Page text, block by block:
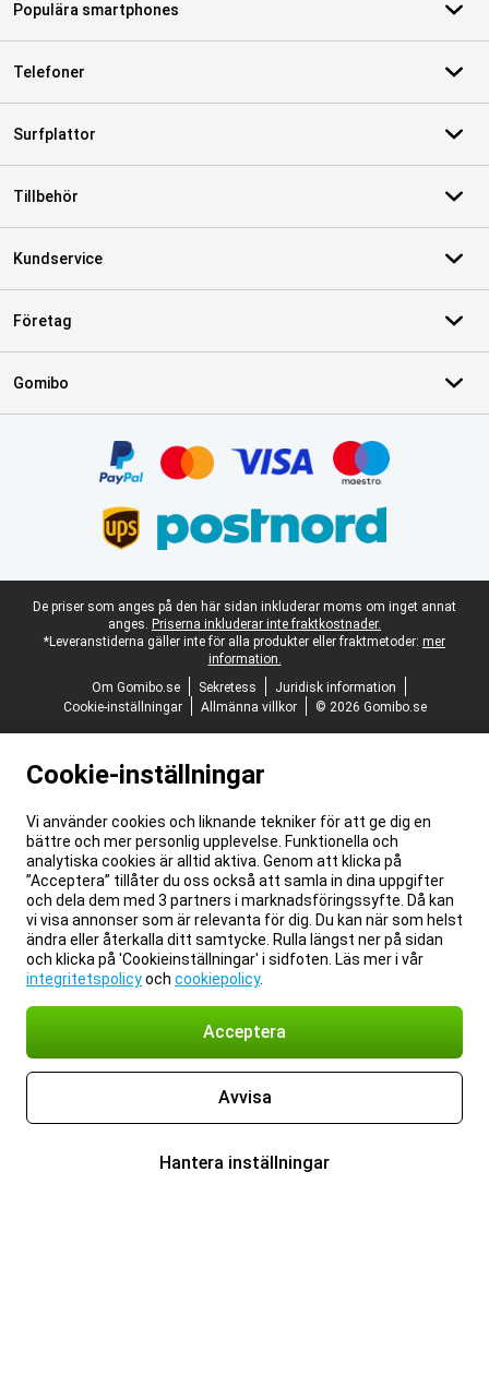
Populära smartphones
Telefoner
Surfplattor
Tillbehör
Kundservice
Företag
Gomibo
Juridisk fotnot
De priser som anges på den här sidan inkluderar moms om inget annat
anges. Priserna inkluderar inte fraktkostnader.
*Leveranstiderna gäller inte för alla produkter eller fraktmetoder: mer
information.
Om Gomibo.se
Sekretess
Juridisk information
Cookie-inställningar
Allmänna villkor © 2026 Gomibo.se
Cookie-inställningar
Vi använder cookies och liknande tekniker för att ge dig en
bättre och mer personlig upplevelse. Funktionella och
analytiska cookies är alltid aktiva. Genom att klicka på
”Acceptera” tillåter du oss också att samla in dina uppgifter
och dela dem med 3 partners i marknadsföringssyfte. Då kan
vi visa annonser som är relevanta för dig. Du kan när som helst
ändra eller återkalla ditt samtycke. Rulla längst ner på sidan
och klicka på 'Cookieinställningar' i sidfoten. Läs mer i vår
integritetspolicyoch cookiepolicy.
Acceptera
Avvisa
Hantera inställningar